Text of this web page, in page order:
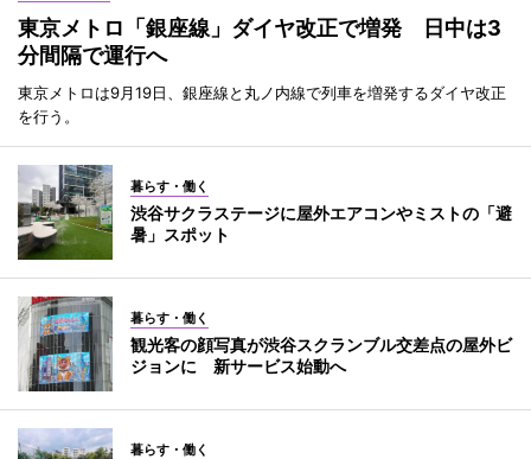
東京メトロ「銀座線」ダイヤ改正で増発 日中は3
分間隔で運行へ
東京メトロは9月19日、銀座線と丸ノ内線で列車を増発するダイヤ改正
を行う。
暮らす・働く
渋谷サクラステージに屋外エアコンやミストの「避
暑」スポット
暮らす・働く
観光客の顔写真が渋谷スクランブル交差点の屋外ビ
ジョンに 新サービス始動へ
暮らす・働く